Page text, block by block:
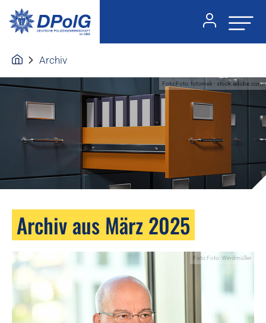
Archiv
Foto:Foto: fotomek - stock.adobe.com
Archiv aus März 2025
Foto:Foto: Windmüller